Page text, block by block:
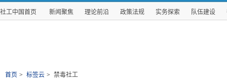
社工中国首页 新闻聚焦 理论前沿 政策法规 实务探索 队伍建设
首页 > 标签云 > 禁毒社工